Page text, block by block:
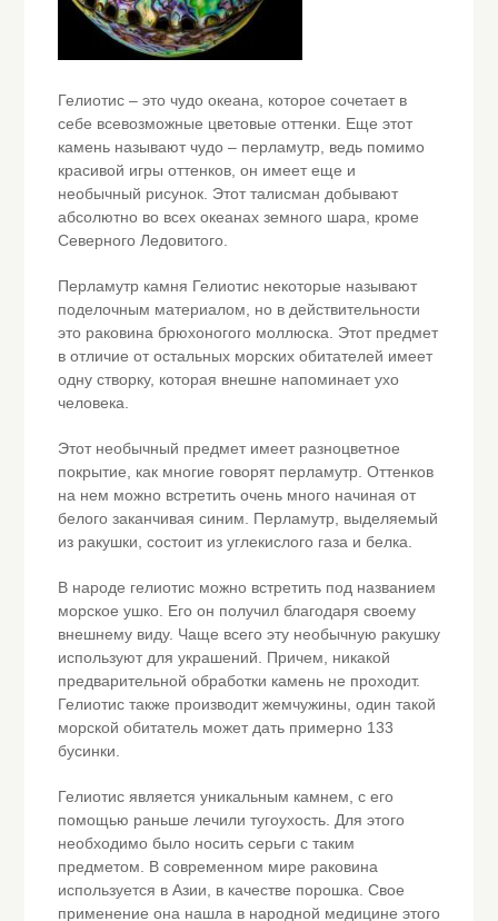
Гелиотис – это чудо океана, которое сочетает в
себе всевозможные цветовые оттенки. Еще этот
камень называют чудо – перламутр, ведь помимо
красивой игры оттенков, он имеет еще и
необычный рисунок. Этот талисман добывают
абсолютно во всех океанах земного шара, кроме
Северного Ледовитого.
Перламутр камня Гелиотис некоторые называют
поделочным материалом, но в действительности
это раковина брюхоногого моллюска. Этот предмет
в отличие от остальных морских обитателей имеет
одну створку, которая внешне напоминает ухо
человека.
Этот необычный предмет имеет разноцветное
покрытие, как многие говорят перламутр. Оттенков
на нем можно встретить очень много начиная от
белого заканчивая синим. Перламутр, выделяемый
из ракушки, состоит из углекислого газа и белка.
В народе гелиотис можно встретить под названием
морское ушко. Его он получил благодаря своему
внешнему виду. Чаще всего эту необычную ракушку
используют для украшений. Причем, никакой
предварительной обработки камень не проходит.
Гелиотис также производит жемчужины, один такой
морской обитатель может дать примерно 133
бусинки.
Гелиотис является уникальным камнем, с его
помощью раньше лечили тугоухость. Для этого
необходимо было носить серьги с таким
предметом. В современном мире раковина
используется в Азии, в качестве порошка. Свое
применение она нашла в народной медицине этого